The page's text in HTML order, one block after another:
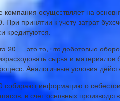
компания осуществляет на
При принятии к учету затрат
кредитуются.
20 — это то, что дебетовые
сырья и
Аналогичные условия
собирают информацию о
в счет основных